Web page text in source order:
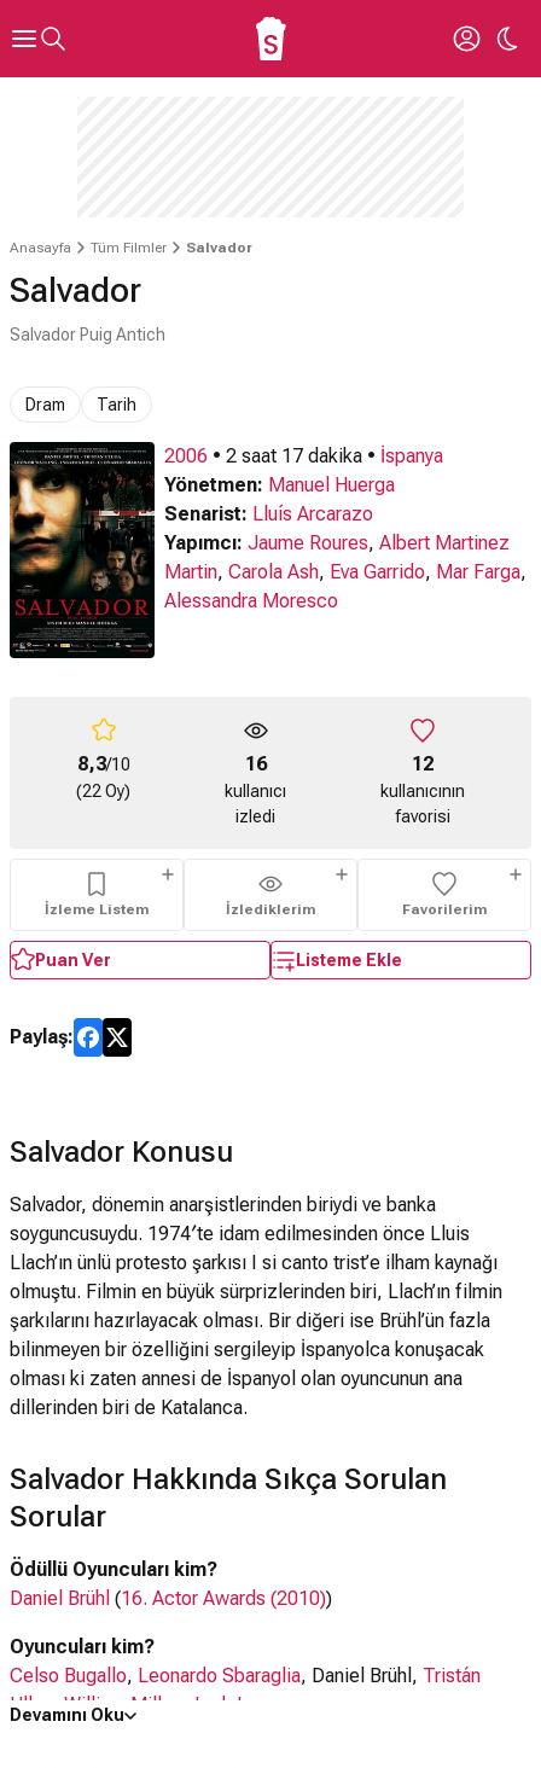
Anasayfa Tüm Filmler Salvador
Salvador
Salvador Puig Antich
Dram Tarih
2006 • 2 saat 17 dakika • İspanya
Yönetmen: Manuel Huerga
Senarist: Lluís Arcarazo
Yapımcı: Jaume Roures, Albert Martinez
Martin, Carola Ash, Eva Garrido, Mar Farga,
Alessandra Moresco
8,3/10
(22 Oy)
16
kullanıcı
izledi
12
kullanıcının
favorisi
İzleme Listem İzlediklerim Favorilerim
Puan Ver Listeme Ekle
Paylaş:
Salvador Konusu
Salvador, dönemin anarşistlerinden biriydi ve banka
soyguncusuydu. 1974′te idam edilmesinden önce Lluis
Llach’ın ünlü protesto şarkısı I si canto trist’e ilham kaynağı
olmuştu. Filmin en büyük sürprizlerinden biri, Llach’ın filmin
şarkılarını hazırlayacak olması. Bir diğeri ise Brühl’ün fazla
bilinmeyen bir özelliğini sergileyip İspanyolca konuşacak
olması ki zaten annesi de İspanyol olan oyuncunun ana
dillerinden biri de Katalanca.
Salvador Hakkında Sıkça Sorulan
Sorular
Ödüllü Oyuncuları kim?
Daniel Brühl (16. Actor Awards (2010))
Oyuncuları kim?
Celso Bugallo, Leonardo Sbaraglia, Daniel Brühl, Tristán
Ulloa
William Miller Joel Joan
Devamını Oku